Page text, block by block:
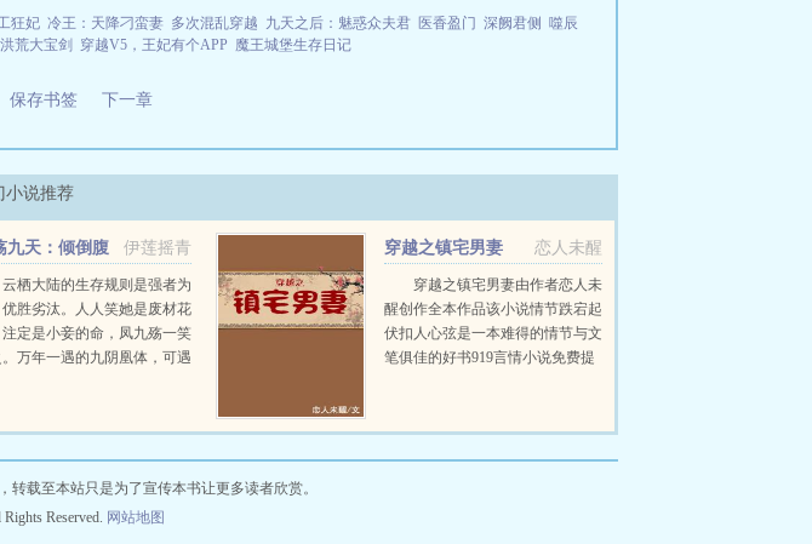
狂妃 冷王：天降刁蛮妻 多次混乱穿越 九天之后：魅惑众夫君 医香盈门 深阙君侧 噬辰
洪荒大宝剑 穿越V5，王妃有个APP 魔王城堡生存日记
保存书签 下一章
小说推荐
伊莲摇青
九天：倾倒腹
君
云栖大陆的生存规则是强者为
胜劣汰。人人笑她是废材花
定是小妾的命，凤九殇一笑
万年一遇的九阴凰体，可遇
娇大人各种惦记凤九殇凤九
恋人未醒
穿越之镇宅男妻
穿越之镇宅男妻由作者恋人未
醒创作全本作品该小说情节跌宕起
伏扣人心弦是一本难得的情节与文
笔俱佳的好书919言情小说免费提
载至本站只是为了宣传本书让更多读者欣赏。
Reserved. 网站地图